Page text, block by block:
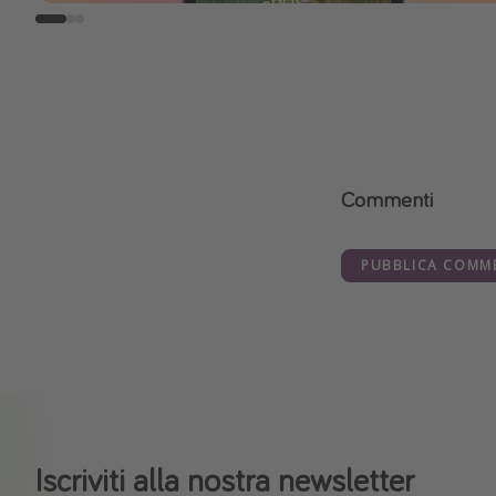
Commenti
PUBBLICA
Iscriviti alla nostra newsletter